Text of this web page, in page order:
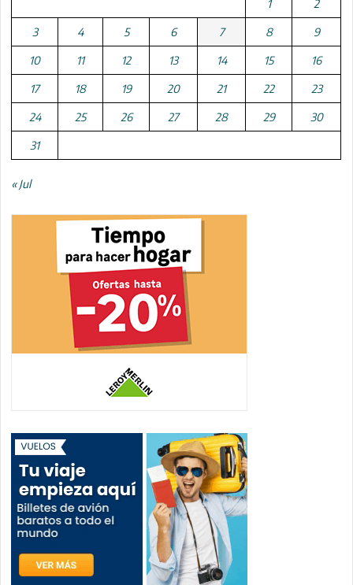
1 2
3 4 5 6 7 8 9
10 11 12 13 14 15 16
17 18 19 20 21 22 23
24 25 26 27 28 29 30
31
« Jul